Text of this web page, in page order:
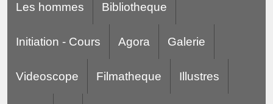
Les hommes Bibliotheque
Initiation - Cours Agora Galerie
Videoscope Filmatheque Illustres